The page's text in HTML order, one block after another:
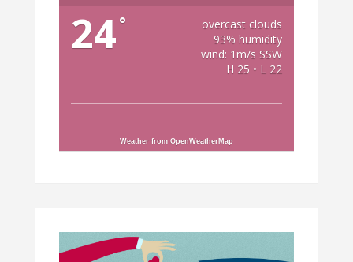
24°
overcast clouds
93% humidity
wind: 1m/s SSW
H 25 • L 22
Weather from OpenWeatherMap